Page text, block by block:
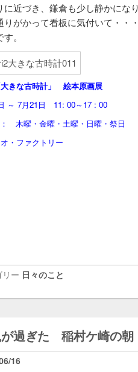
に近づき、鎌倉も少し静かにな
りがかって看板に気付いて・・
。
な古時計」 絵本原画展
～ 7月21日 11: 00～17 : 00
木曜・金曜・土曜・日曜・祭日
・ファクトリー
リー 日々のこと
過ぎた 稲村ケ崎の朝
16